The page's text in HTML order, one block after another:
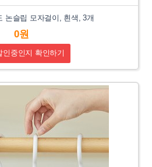
논슬립 모자걸이, 흰색, 3개
0원
인중인지 확인하기